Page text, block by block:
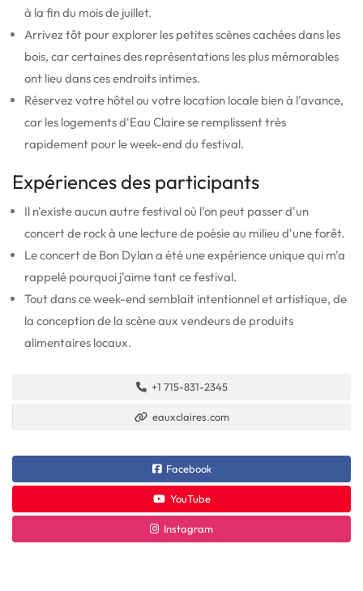
à la fin du mois de juillet.
Arrivez tôt pour explorer les petites scènes cachées dans les
bois, car certaines des représentations les plus mémorables
ont lieu dans ces endroits intimes.
Réservez votre hôtel ou votre location locale bien à l'avance,
car les logements d'Eau Claire se remplissent très
rapidement pour le week-end du festival.
Expériences des participants
Il n'existe aucun autre festival où l'on peut passer d'un
concert de rock à une lecture de poésie au milieu d'une forêt.
Le concert de Bon Dylan a été une expérience unique qui m'a
rappelé pourquoi j'aime tant ce festival.
Tout dans ce week-end semblait intentionnel et artistique, de
la conception de la scène aux vendeurs de produits
alimentaires locaux.
+1 715-831-2345
eauxclaires.com
Facebook
YouTube
Instagram